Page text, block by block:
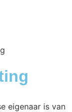
eigenaar is van